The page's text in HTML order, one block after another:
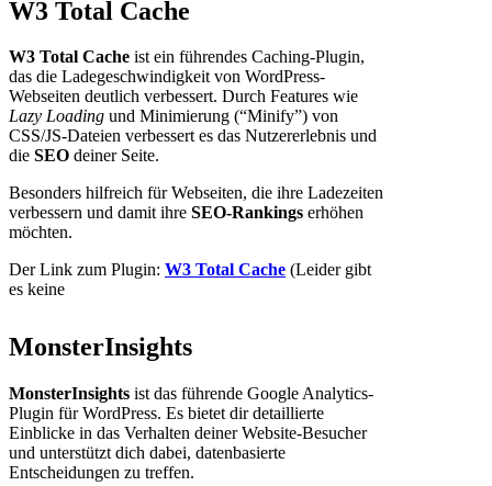
W3 Total Cache
W3 Total Cache ist ein führendes Caching-Plugin,
das die Ladegeschwindigkeit von WordPress-
Webseiten deutlich verbessert. Durch Features wie
Lazy Loading und Minimierung (“Minify”) von
CSS/JS-Dateien verbessert es das Nutzererlebnis und
die SEO deiner Seite.
Besonders hilfreich für Webseiten, die ihre Ladezeiten
verbessern und damit ihre SEO-Rankings erhöhen
möchten.
Der Link zum Plugin: W3 Total Cache (Leider gibt
es keine
MonsterInsights
MonsterInsights ist das führende Google Analytics-
Plugin für WordPress. Es bietet dir detaillierte
Einblicke in das Verhalten deiner Website-Besucher
und unterstützt dich dabei, datenbasierte
Entscheidungen zu treffen.